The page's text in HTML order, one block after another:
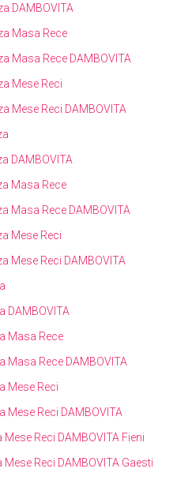
DAMBOVITA
Masa Rece
Masa Rece DAMBOVITA
Mese Reci
Mese Reci DAMBOVITA
DAMBOVITA
Masa Rece
Masa Rece DAMBOVITA
Mese Reci
Mese Reci DAMBOVITA
DAMBOVITA
Masa Rece
Masa Rece DAMBOVITA
Mese Reci
Mese Reci DAMBOVITA
Reci DAMBOVITA Fieni
Reci DAMBOVITA Gaesti